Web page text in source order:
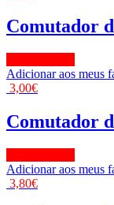
Comutador
Adicionar aos meus
3,00€
Comutador
Adicionar aos meus
3,80€